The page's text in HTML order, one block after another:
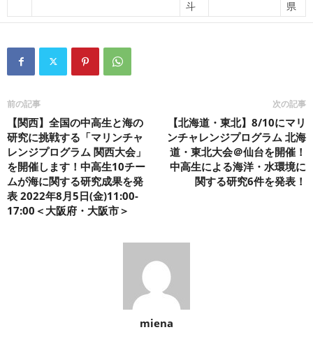
斗
県
前の記事
【関西】全国の中高生と海の
研究に挑戦する「マリンチャ
レンジプログラム 関西大会」
を開催します！中高生10チー
ムが海に関する研究成果を発
表 2022年8月5日(金)11:00-
17:00＜大阪府・大阪市＞
次の記事
【北海道・東北】8/10にマリ
ンチャレンジプログラム 北海
道・東北大会＠仙台を開催！
中高生による海洋・水環境に
関する研究6件を発表！
miena